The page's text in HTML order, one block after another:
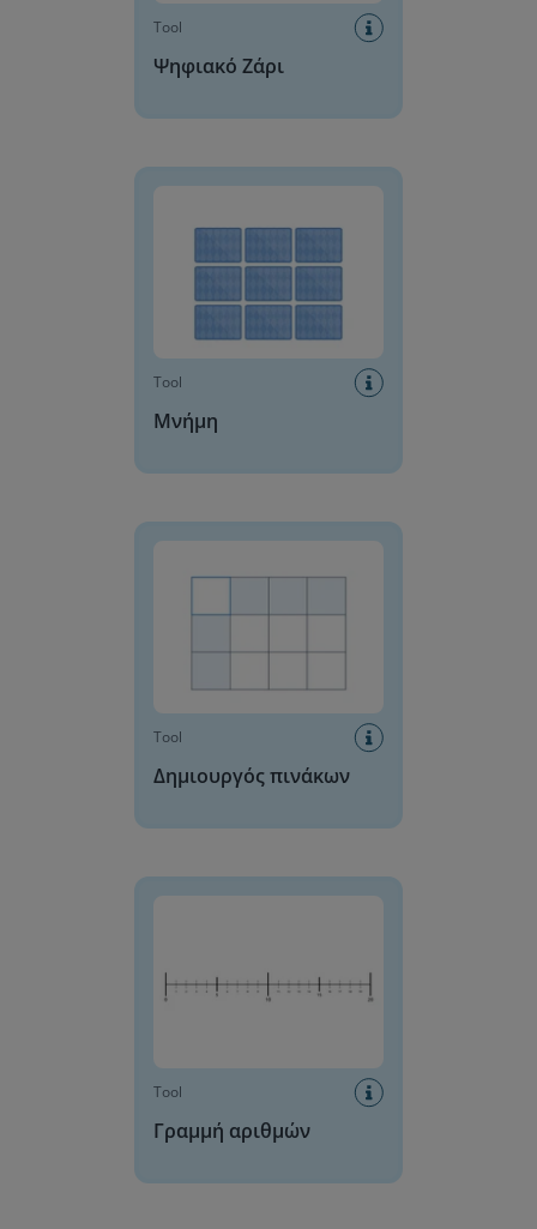
Tool
Ψηφιακό Ζάρι
Tool
Μνήμη
Tool
Δημιουργός πινάκων
Tool
Γραμμή αριθμών